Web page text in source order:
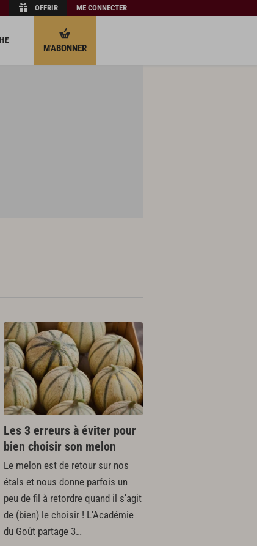
OFFRIR ME CONNECTER
M'ABONNER
Les 3 erreurs à éviter pour
bien choisir son melon
Le melon est de retour sur nos
étals et nous donne parfois un
peu de fil à retordre quand il s'agit
de (bien) le choisir ! L'Académie
du Goût partage 3…